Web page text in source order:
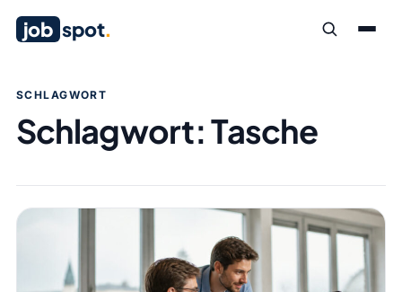
job spot.
SCHLAGWORT
Schlagwort:Tasche